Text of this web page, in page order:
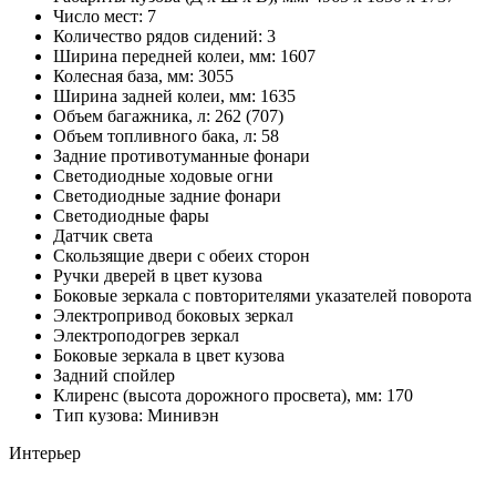
Число мест: 7
Количество рядов сидений: 3
Ширина передней колеи, мм: 1607
Колесная база, мм: 3055
Ширина задней колеи, мм: 1635
Объем багажника, л: 262 (707)
Объем топливного бака, л: 58
Задние противотуманные фонари
Светодиодные ходовые огни
Cветодиодные задние фонари
Светодиодные фары
Датчик света
Скользящие двери с обеих сторон
Ручки дверей в цвет кузова
Боковые зеркала с повторителями указателей поворота
Электропривод боковых зеркал
Электроподогрев зеркал
Боковые зеркала в цвет кузова
Задний спойлер
Клиренс (высота дорожного просвета), мм: 170
Тип кузова: Минивэн
Интерьер